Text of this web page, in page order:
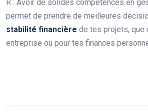
R : Avoir de solides compétences en
permet de prendre de meilleures
stabilité financière de tes projets, que
entreprise ou pour tes finances